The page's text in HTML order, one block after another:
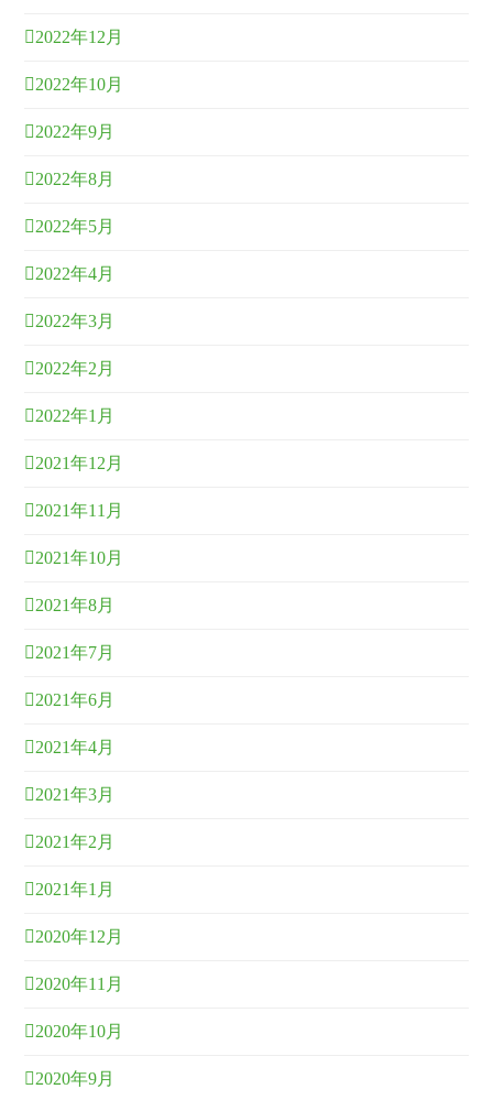
2022年12月
2022年10月
2022年9月
2022年8月
2022年5月
2022年4月
2022年3月
2022年2月
2022年1月
2021年12月
2021年11月
2021年10月
2021年8月
2021年7月
2021年6月
2021年4月
2021年3月
2021年2月
2021年1月
2020年12月
2020年11月
2020年10月
2020年9月